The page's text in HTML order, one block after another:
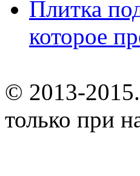
Плитка
которое
© 2013-2015.
только при